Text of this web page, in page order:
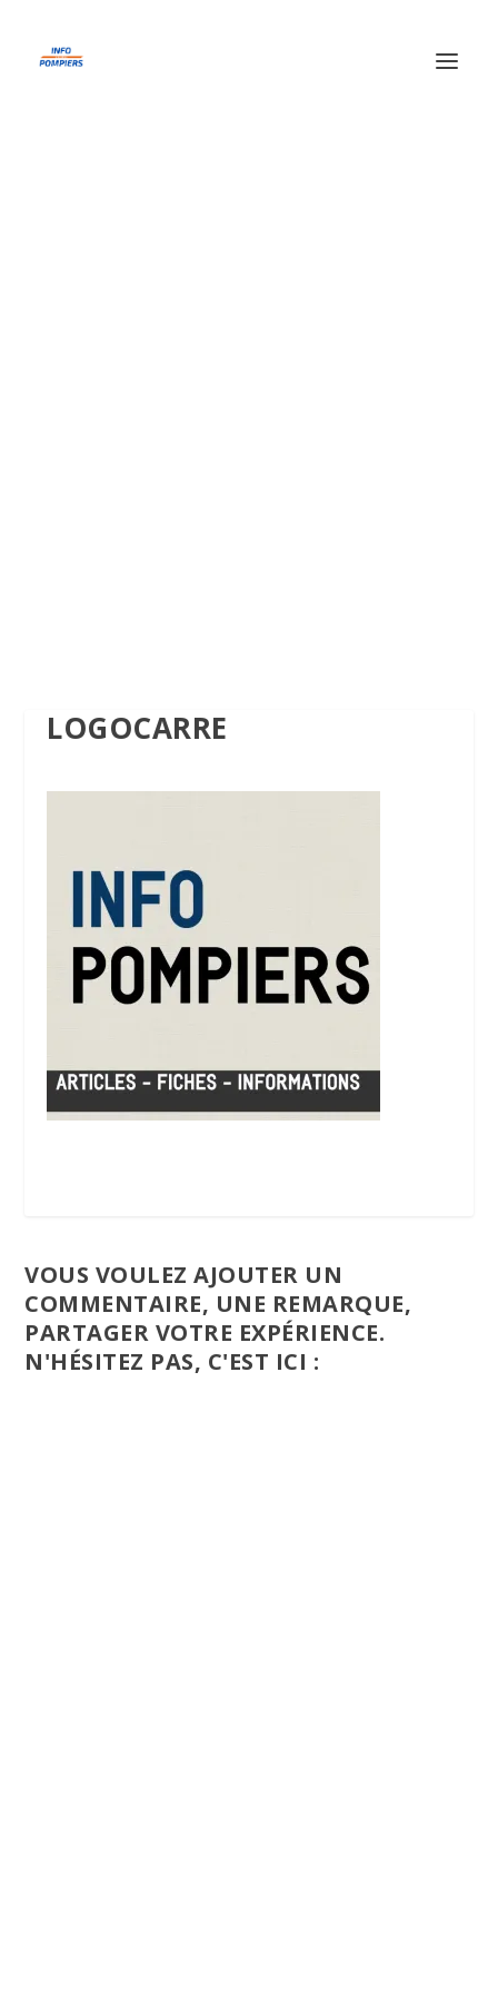
LOGOCARRE
VOUS VOULEZ AJOUTER UN
COMMENTAIRE, UNE REMARQUE,
PARTAGER VOTRE EXPÉRIENCE.
N'HÉSITEZ PAS, C'EST ICI :